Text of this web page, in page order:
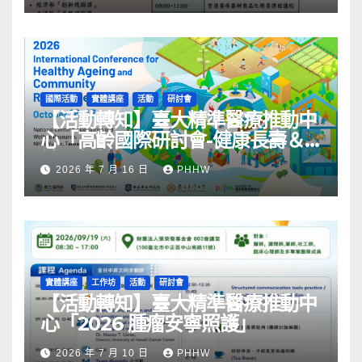
國際活動 實體講座 活動 研討會
【活動轉知】臺大精準醫療推動中
心「高齡國際研討會-健康長壽＆
社區韌性」
2026 年 7 月 16 日 PHHW
實體講座 工作坊 活動 研討會
【活動轉知】臺大精準醫療推動中
心「2026 腫瘤安寧照護」
2026 年 7 月 10 日 PHHW